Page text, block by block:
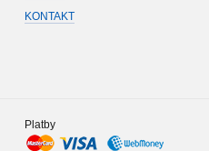
KONTAKT
Platby